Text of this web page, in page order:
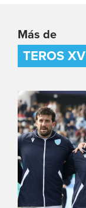
Más de
TEROS XV